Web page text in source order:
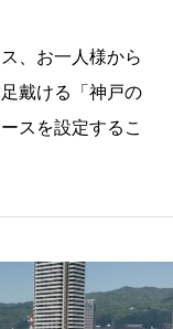
、お一人様から
戴ける「神戸の
スを設定するこ